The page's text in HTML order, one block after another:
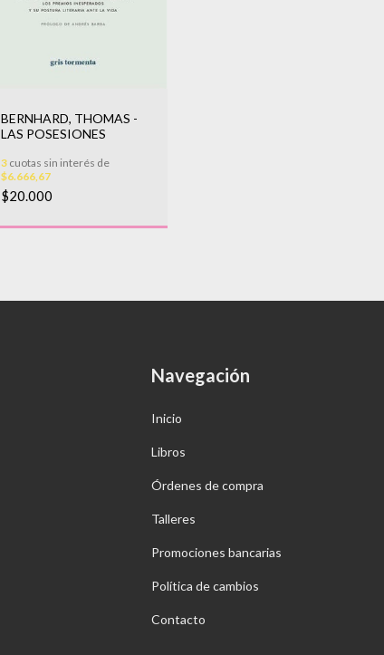
BERNHARD, THOMAS -
LAS POSESIONES
3 cuotas sin interés de
$6.666,67
$20.000
Navegación
Inicio
Libros
Órdenes de compra
Talleres
Promociones bancarias
Política de cambios
Contacto